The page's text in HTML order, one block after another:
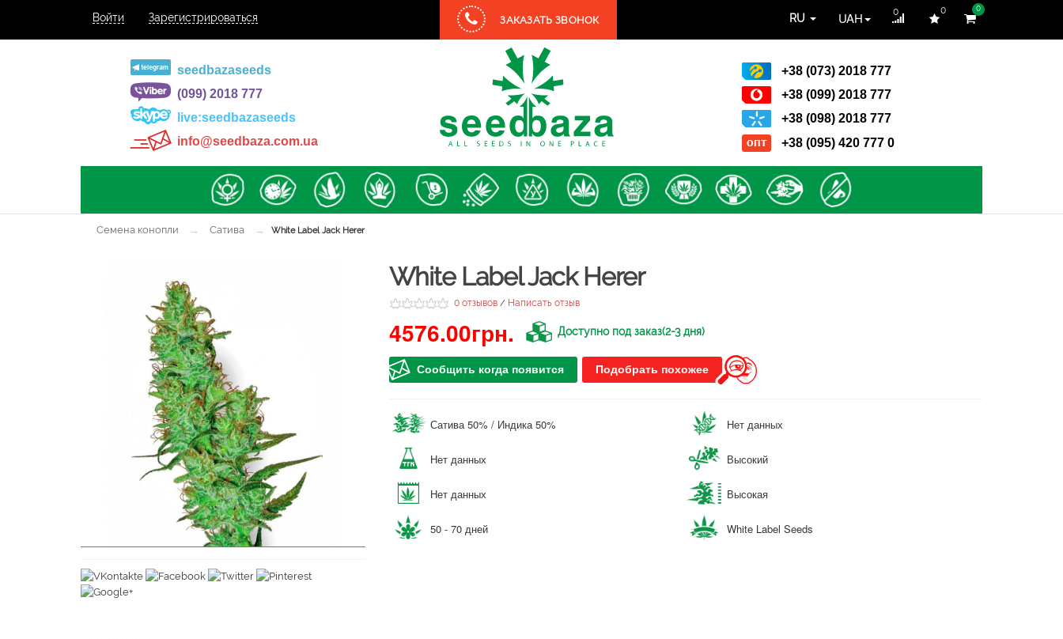
Войти Зарегистрироваться
0
RU UAH 0 0
ЗАКАЗАТЬ ЗВОНОК
seedbazaseeds
(099) 2018 777
live:seedbazaseeds
info@seedbaza.com.ua
+38 (073) 2018 777
+38 (099) 2018 777
+38 (098) 2018 777
+38 (095) 420 777 0
Семена конопли → Сатива → White Label Jack Herer
White Label Jack Herer
0 отзывов / Написать отзыв
4576.00грн. Доступно под заказ(2-3 дня)
Сообщить когда появится Подобрать похожее
Сатива 50% / Индика 50% Нет данных
Нет данных Высокий
Нет данных Высокая
50 - 70 дней White Label Seeds